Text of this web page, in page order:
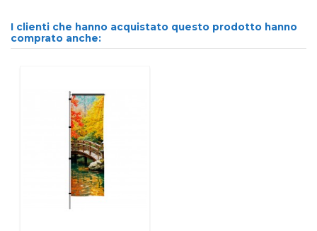
I clienti che hanno acquistato questo prodotto hanno
comprato anche: